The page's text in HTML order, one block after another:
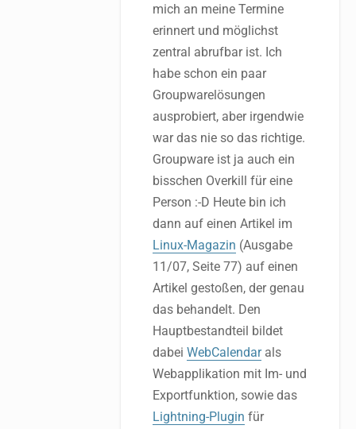
mich an meine Termine
erinnert und möglichst
zentral abrufbar ist. Ich
habe schon ein paar
Groupwarelösungen
ausprobiert, aber irgendwie
war das nie so das richtige.
Groupware ist ja auch ein
bisschen Overkill für eine
Person :-D Heute bin ich
dann auf einen Artikel im
Linux-Magazin (Ausgabe
11/07, Seite 77) auf einen
Artikel gestoßen, der genau
das behandelt. Den
Hauptbestandteil bildet
dabei WebCalendarals
Webapplikation mit Im- und
Exportfunktion, sowie das
Lightning-Plugin für